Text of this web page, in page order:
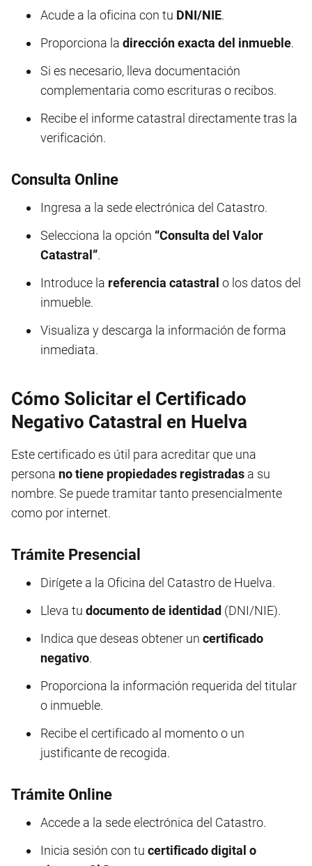
Acude a la oficina con tu DNI/NIE.
Proporciona la dirección exacta del inmueble.
Si es necesario, lleva documentación
complementaria como escrituras o recibos.
Recibe el informe catastral directamente tras la
verificación.
Consulta Online
Ingresa a la sede electrónica del Catastro.
Selecciona la opción “Consulta del Valor
Catastral”.
Introduce la referencia catastral o los datos del
inmueble.
Visualiza y descarga la información de forma
inmediata.
Cómo Solicitar el Certificado
Negativo Catastral en Huelva
Este certificado es útil para acreditar que una
persona no tiene propiedades registradas a su
nombre. Se puede tramitar tanto presencialmente
como por internet.
Trámite Presencial
Dirígete a la Oficina del Catastro de Huelva.
Lleva tu documento de identidad (DNI/NIE).
Indica que deseas obtener un certificado
negativo.
Proporciona la información requerida del titular
o inmueble.
Recibe el certificado al momento o un
justificante de recogida.
Trámite Online
Accede a la sede electrónica del Catastro.
Inicia sesión con tu certificado digital o